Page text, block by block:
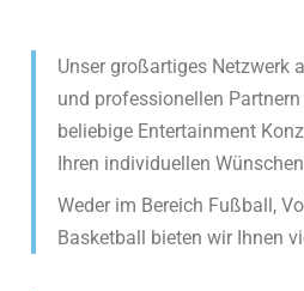
Unser großartiges Netzwerk
und professionellen
beliebige Entertainment
Ihren individuellen
Weder im Bereich Fußball,
Basketball bieten wir Ihnen